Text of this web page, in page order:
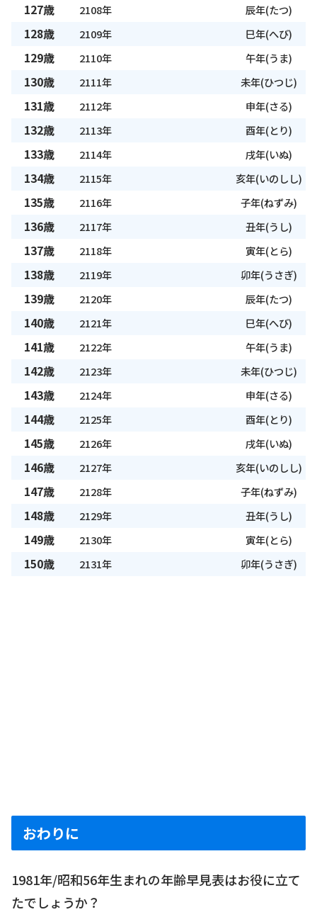
127歳 2108年 辰年(たつ)
128歳 2109年 巳年(へび)
129歳 2110年 午年(うま)
130歳 2111年 未年(ひつじ)
131歳 2112年 申年(さる)
132歳 2113年 酉年(とり)
133歳 2114年 戌年(いぬ)
134歳 2115年 亥年(いのしし)
135歳 2116年 子年(ねずみ)
136歳 2117年 丑年(うし)
137歳 2118年 寅年(とら)
138歳 2119年 卯年(うさぎ)
139歳 2120年 辰年(たつ)
140歳 2121年 巳年(へび)
141歳 2122年 午年(うま)
142歳 2123年 未年(ひつじ)
143歳 2124年 申年(さる)
144歳 2125年 酉年(とり)
145歳 2126年 戌年(いぬ)
146歳 2127年 亥年(いのしし)
147歳 2128年 子年(ねずみ)
148歳 2129年 丑年(うし)
149歳 2130年 寅年(とら)
150歳 2131年 卯年(うさぎ)
おわりに
1981年/昭和56年生まれの年齢早見表はお役に立て
たでしょうか？